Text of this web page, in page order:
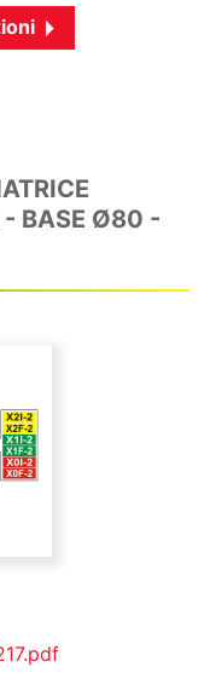
- BASE Ø80 -